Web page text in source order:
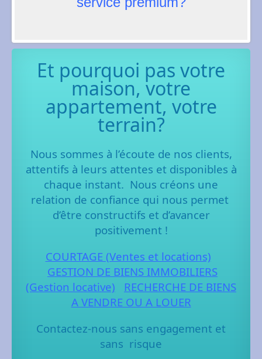
Et pourquoi pas votre
maison, votre
appartement, votre
terrain?
Nous sommes à l’écoute de nos clients,
attentifs à leurs attentes et disponibles à
chaque instant. Nous créons une
relation de confiance qui nous permet
d’être constructifs et d’avancer
positivement !
COURTAGE (Ventes et locations)
GESTION DE BIENS IMMOBILIERS
(Gestion locative)
RECHERCHE DE BIENS
A VENDRE OU A LOUER
Contactez-nous sans engagement et
sans risque